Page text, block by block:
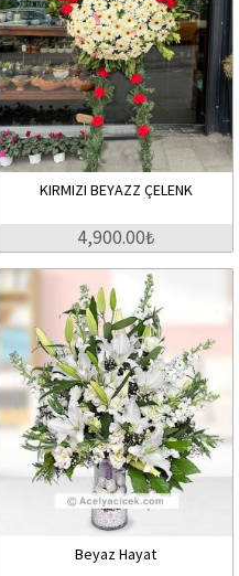
KIRMIZI BEYAZZ ÇELENK
4,900.00₺
Beyaz Hayat